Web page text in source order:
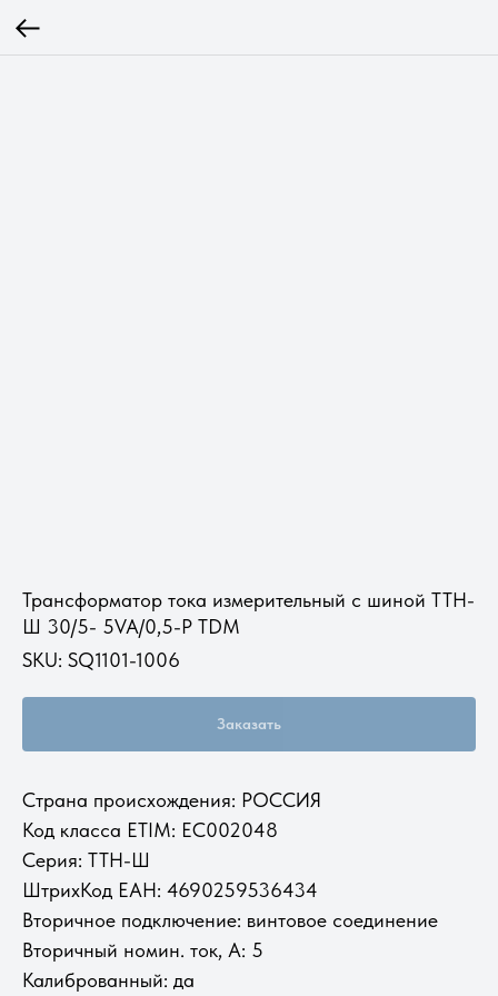
Трансформатор тока измерительный с шиной ТТН-
Ш 30/5- 5VA/0,5-Р TDM
SKU: SQ1101-1006
Заказать
Страна происхождения: РОССИЯ
Код класса ETIM: EC002048
Серия: ТТН-Ш
ШтрихКод ЕАН: 4690259536434
Вторичное подключение: винтовое соединение
Вторичный номин. ток, А: 5
Калиброванный: да